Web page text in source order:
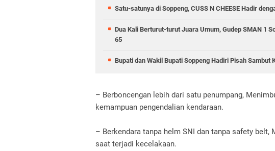
Satu-satunya di Soppeng, CUSS N CHEESE Hadir
Dua Kali Berturut-turut Juara Umum, Gudep SMAN 1
65
Bupati dan Wakil Bupati Soppeng Hadiri Pisah
– Berboncengan lebih dari satu penumpang,
kemampuan pengendalian kendaraan.
– Berkendara tanpa helm SNI dan tanpa safety belt,
saat terjadi kecelakaan.